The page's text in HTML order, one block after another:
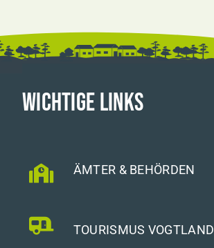
WICHTIGE LINKS
ÄMTER & BEHÖRDEN
TOURISMUS VOGTLAND